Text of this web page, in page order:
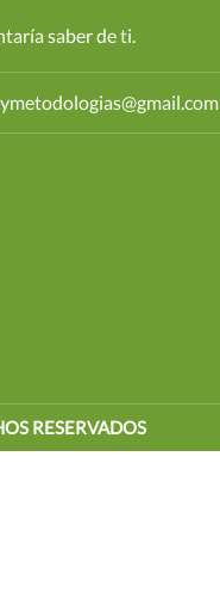
saber de ti.
RESERVADOS